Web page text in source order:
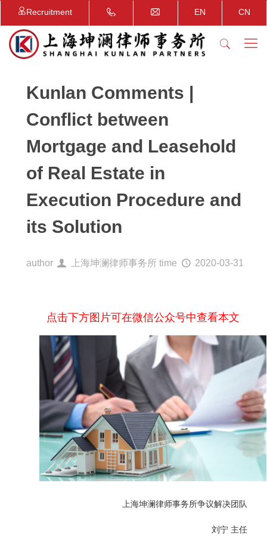
Recruitment EN CN
Kunlan Comments |
Conflict between
Mortgage and Leasehold
of Real Estate in
Execution Procedure and
its Solution
author 上海坤澜律师事务所 time 2020-03-31
点击下方图片可在微信公众号中查看本文
上海坤澜律师事务所争议解决团队
刘宁 主任